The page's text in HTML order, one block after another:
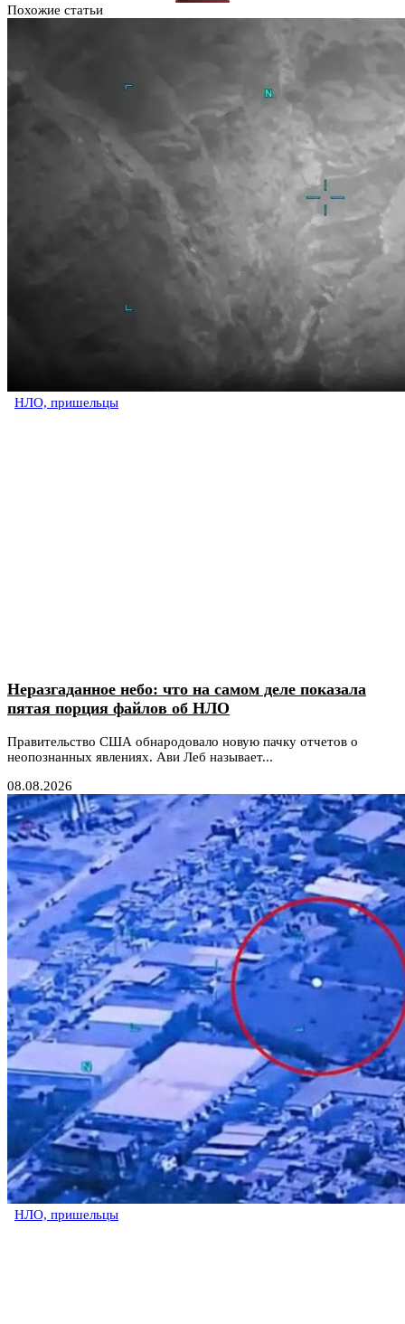
Похожие статьи
НЛО, пришельцы
Неразгаданное небо: что на самом деле показала
пятая порция файлов об НЛО
Правительство США обнародовало новую пачку отчетов о
неопознанных явлениях. Ави Леб называет...
08.08.2026
НЛО, пришельцы